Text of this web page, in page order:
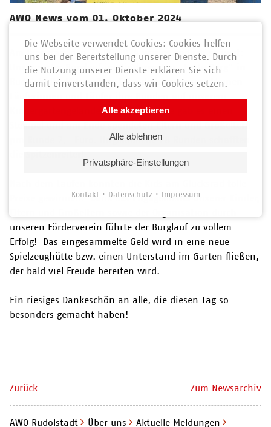
AWO News vom 01. Oktober 2024
Am Dienstag, den 24.09.2024 war es endlich so weit:
Unser erster Burglauf im Kindergarten „Feste Burg“ in
Rudolstadt! Mit großem Eifer drehten unsere kleinen
Kindergartengelände. Für jede Strecke gab es einen
pro Runde 2,- Euro. Unglaubliche 28 Runden schafften
Preise gewinnen. Dank des Engagements unserer Kinder,
unseren Förderverein führte der Burglauf zu vollem
Erfolg! Das eingesammelte Geld wird in eine neue
Spielzeughütte bzw. einen Unterstand im Garten fließen,
der bald viel Freude bereiten wird.
Ein riesiges Dankeschön an alle, die diesen Tag so
besonders gemacht haben!
Zurück Zum Newsarchiv
AWO Rudolstadt Über uns Aktuelle Meldungen
Die Webseite verwendet Cookies: Cookies helfen
uns bei der Bereitstellung unserer Dienste. Durch
die Nutzung unserer Dienste erklären Sie sich
damit einverstanden, dass wir Cookies setzen.
Alle akzeptieren
Alle ablehnen
Privatsphäre-Einstellungen
Kontakt Datenschutz Impressum